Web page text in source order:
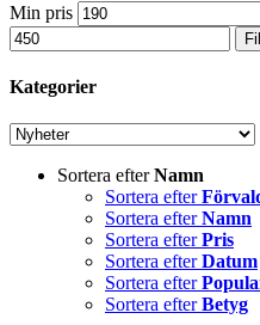
Min pris
Kategorier
Sortera efterNamn
Sortera efter
Sortera efterNamn
Sortera efterPris
Sortera efterDatum
Sortera efter
Sortera efterBetyg